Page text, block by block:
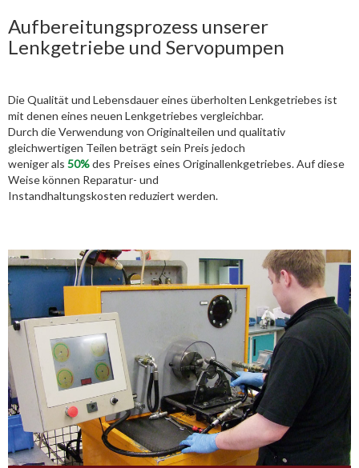
Aufbereitungsprozess unserer
Lenkgetriebe und Servopumpen
Die Qualität und Lebensdauer eines überholten Lenkgetriebes ist
mit denen eines neuen Lenkgetriebes vergleichbar.
Durch die Verwendung von Originalteilen und qualitativ
gleichwertigen Teilen beträgt sein Preis jedoch
weniger als 50%des Preises eines Originallenkgetriebes. Auf diese
Weise können Reparatur- und
Instandhaltungskosten reduziert werden.